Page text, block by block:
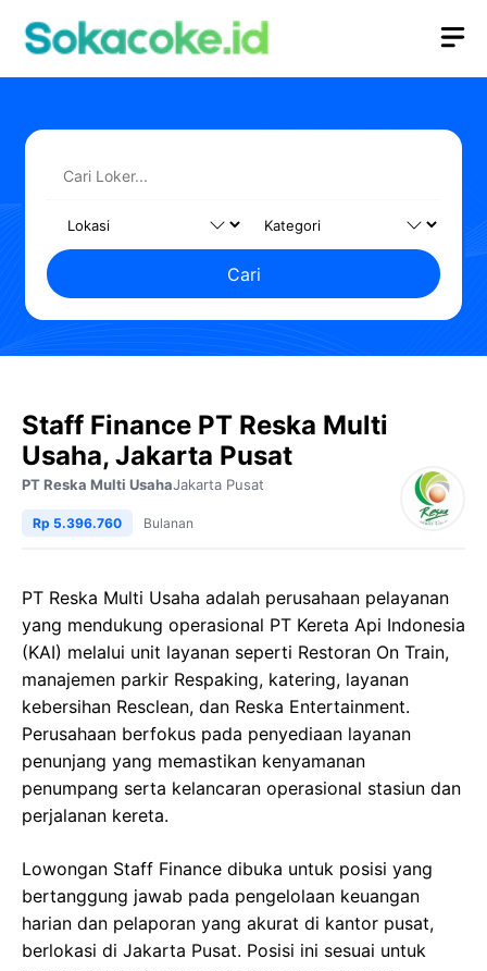
Cari
Staff Finance PT Reska Multi
Usaha, Jakarta Pusat
PT Reska Multi UsahaJakarta Pusat
Rp 5.396.760 Bulanan
PT Reska Multi Usaha adalah perusahaan pelayanan
yang mendukung operasional PT Kereta Api Indonesia
(KAI) melalui unit layanan seperti Restoran On Train,
manajemen parkir Respaking, katering, layanan
kebersihan Resclean, dan Reska Entertainment.
Perusahaan berfokus pada penyediaan layanan
penunjang yang memastikan kenyamanan
penumpang serta kelancaran operasional stasiun dan
perjalanan kereta.
Lowongan Staff Finance dibuka untuk posisi yang
bertanggung jawab pada pengelolaan keuangan
harian dan pelaporan yang akurat di kantor pusat,
berlokasi di Jakarta Pusat. Posisi ini sesuai untuk